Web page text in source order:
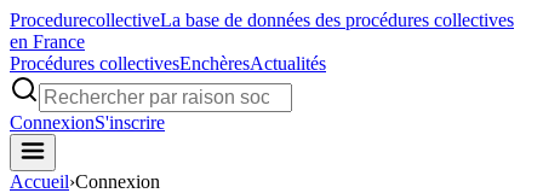
ProcedurecollectiveLa base de données des procédures collectives
en France
Procédures collectivesEnchèresActualités
ConnexionS'inscrire
Accueil›Connexion